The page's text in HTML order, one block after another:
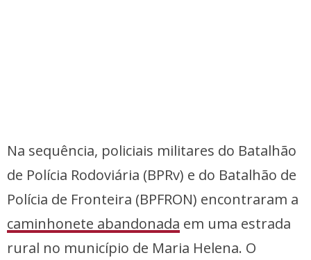
Na sequência, policiais militares do Batalhão
de Polícia Rodoviária (BPRv) e do Batalhão de
Polícia de Fronteira (BPFRON) encontraram a
caminhonete abandonada em uma estrada
rural no município de Maria Helena. O